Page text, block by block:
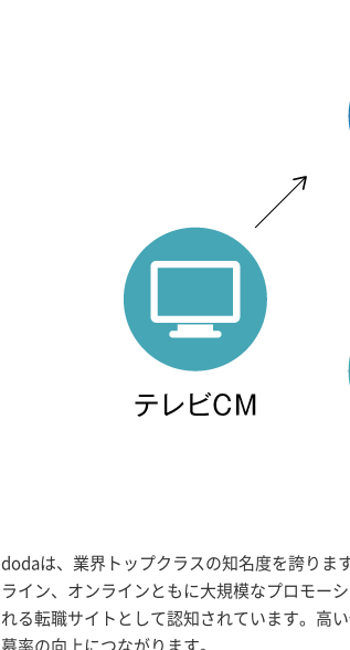
dodaは、業界トップクラスの知名度を誇りま
ライン、オンラインともに大規模なプロモー
れる転職サイトとして認知されています。高
募率の向上につながります。